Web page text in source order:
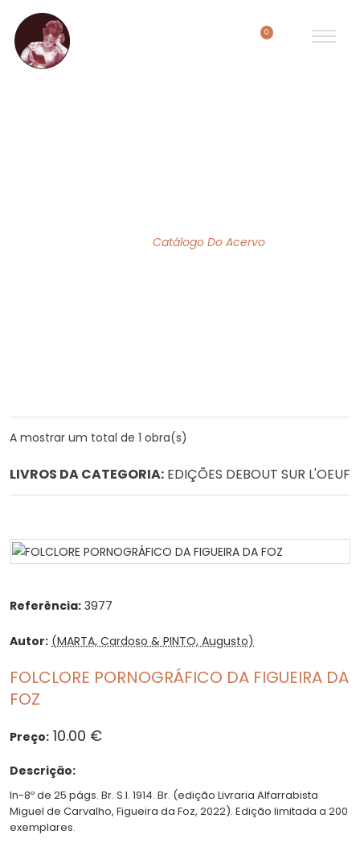
0
Catálogo Do Acervo
A mostrar um total de 1 obra(s)
LIVROS DA CATEGORIA: EDIÇÕES DEBOUT SUR L'OEUF
Referência: 3977
Autor: (MARTA, Cardoso & PINTO, Augusto)
FOLCLORE PORNOGRÁFICO DA FIGUEIRA DA
FOZ
Preço: 10.00 €
Descrição:
In-8º de 25 págs. Br. S.l. 1914. Br. (edição Livraria Alfarrabista
Miguel de Carvalho, Figueira da Foz, 2022). Edição limitada a 200
exemplares.